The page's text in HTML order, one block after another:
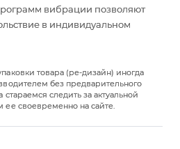
вибрации позволяют
в индивидуальном
товара (ре-дизайн) иногда
без предварительного
следить за актуальной
своевременно на сайте.